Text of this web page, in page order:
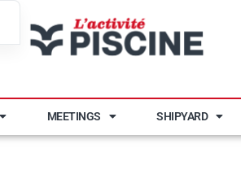
MEETINGS SHIPYARD